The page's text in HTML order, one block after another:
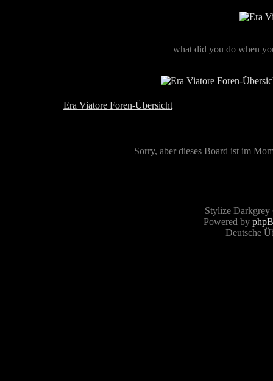
what did you do when
Era Viatore Foren-Übersicht
Sorry, aber dieses Board ist im
Stylize
Powered by
Deutsche